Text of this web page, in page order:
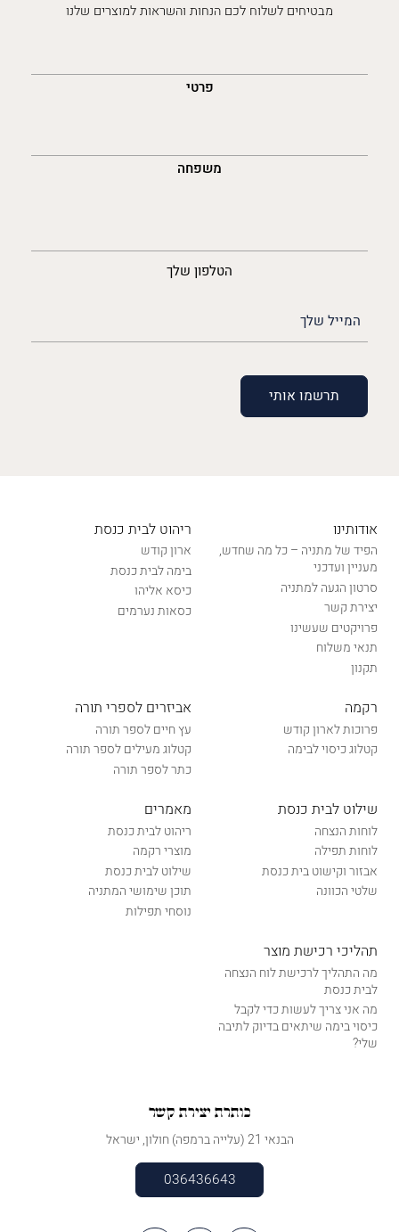
מבטיחים לשלוח לכם הנחות והשראות למוצרים שלנו
פרטי
משפחה
הטלפון שלך
(חובה)
אודותינו
הפיד של מתניה – כל מה שחדש,
מעניין ועדכני
סרטון הגעה למתניה
יצירת קשר
פרויקטים שעשינו
תנאי משלוח
תקנון
ריהוט לבית כנסת
ארון קודש
בימה לבית כנסת
כיסא אליהו
כסאות נערמים
רקמה
פרוכות לארון קודש
קטלוג כיסוי לבימה
אביזרים לספרי תורה
עץ חיים לספר תורה
קטלוג מעילים לספר תורה
כתר לספר תורה
שילוט לבית כנסת
לוחות הנצחה
לוחות תפילה
אבזור וקישוט בית כנסת
שלטי הכוונה
מאמרים
ריהוט לבית כנסת
מוצרי רקמה
שילוט לבית כנסת
תוכן שימושי המתניה
נוסחי תפילות
תהליכי רכישת מוצר
מה התהליך לרכישת לוח הנצחה
לבית כנסת
מה אני צריך לעשות כדי לקבל
כיסוי בימה שיתאים בדיוק לתיבה
שלי?
כותרת יצירת קשר
הבנאי 21 (עלייה ברמפה) חולון, ישראל
036436643